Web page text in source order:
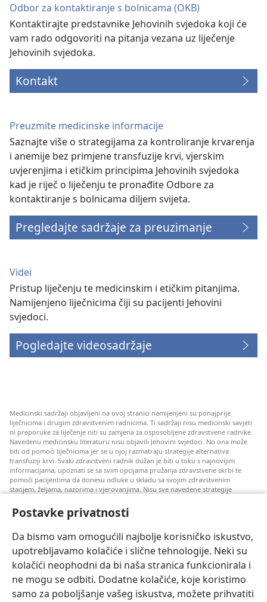
Postavke privatnosti
Da bismo vam omogućili najbolje korisničko iskustvo,
upotrebljavamo kolačiće i slične tehnologije. Neki su
kolačići neophodni da bi naša stranica funkcionirala i
ne mogu se odbiti. Dodatne kolačiće, koje koristimo
samo za poboljšanje vašeg iskustva, možete prihvatiti
Odbor za kontaktiranje s bolnicama (OKB)
Kontaktirajte predstavnike Jehovinih svjedoka koji će
vam rado odgovoriti na pitanja vezana uz liječenje
Jehovinih svjedoka.
Kontakt
Preuzmite medicinske informacije
Saznajte više o strategijama za kontroliranje krvarenja
i anemije bez primjene transfuzije krvi, vjerskim
uvjerenjima i etičkim principima Jehovinih svjedoka
kad je riječ o liječenju te pronađite Odbore za
kontaktiranje s bolnicama diljem svijeta.
Pregledajte sadržaje za preuzimanje
Videi
Pristup liječenju te medicinskim i etičkim pitanjima.
Namijenjeno liječnicima čiji su pacijenti Jehovini
svjedoci.
Pogledajte videosadržaje
Medicinski sadržaji objavljeni na ovoj stranici namijenjeni su ponajprije
liječnicima i drugim zdravstvenim radnicima. Ti sadržaji nisu medicinski savjeti
ni preporuke za liječenje niti su zamjena za osposobljene zdravstvene radnike.
Navedenu medicinsku literaturu nisu objavili Jehovini svjedoci. No ona može
biti od pomoći liječnicima jer se u njoj razmatraju strategije alternativa
transfuziji krvi. Svaki zdravstveni radnik dužan je biti u toku s najnovijim
informacijama, upoznati se sa svim opcijama pružanja zdravstvene skrbi te
pomoći pacijentima da donesu odluke u skladu sa svojim zdravstvenim
stanjem, željama, nazorima i vjerovanjima. Nisu sve navedene strategije
Napomena pacijentima: Ako trebate savjet oko svog zdravstvenog stanja i
radnicima. Pomoć liječnika zatražite ako sumnjate da ste oboljeli.
Korištenje ove stranice podliježe uvjetima korištenja.